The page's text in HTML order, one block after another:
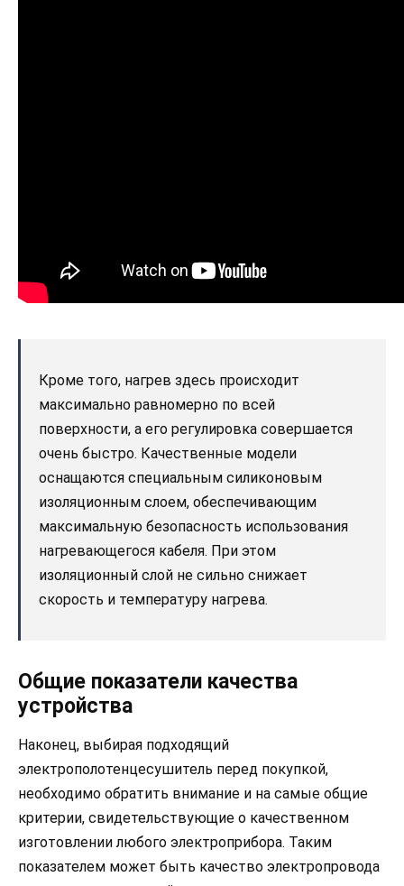
Кроме того, нагрев здесь происходит
максимально равномерно по всей
поверхности, а его регулировка совершается
очень быстро. Качественные модели
оснащаются специальным силиконовым
изоляционным слоем, обеспечивающим
максимальную безопасность использования
нагревающегося кабеля. При этом
изоляционный слой не сильно снижает
скорость и температуру нагрева.
Общие показатели качества
устройства
Наконец, выбирая подходящий
электрополотенцесушитель перед покупкой,
необходимо обратить внимание и на самые общие
критерии, свидетельствующие о качественном
изготовлении любого электроприбора. Таким
показателем может быть качество электропровода